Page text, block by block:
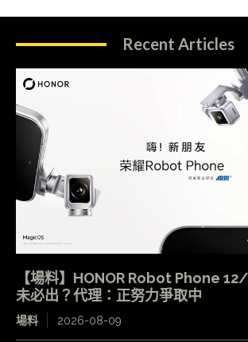
Recent Articles
【場料】HONOR Robot Phone
未必出？代理：正努力爭取中
場料 2026-08-09